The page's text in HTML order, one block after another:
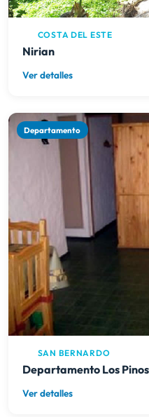
COSTA DEL ESTE
Nirian
Ver detalles
Departamento
SAN BERNARDO
Departamento Los
Ver detalles